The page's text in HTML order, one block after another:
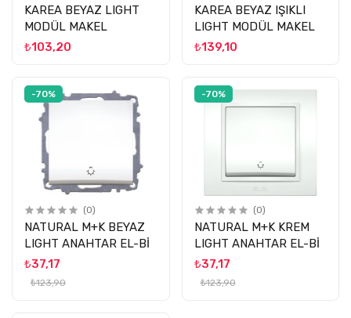
KAREA BEYAZ LIGHT
MODÜL MAKEL
₺103,20
KAREA BEYAZ IŞIKLI
LIGHT MODÜL MAKEL
₺139,10
-70%
(0)
NATURAL M+K BEYAZ
LIGHT ANAHTAR EL-Bİ
₺37,17
₺123,90
-70%
(0)
NATURAL M+K KREM
LIGHT ANAHTAR EL-Bİ
₺37,17
₺123,90